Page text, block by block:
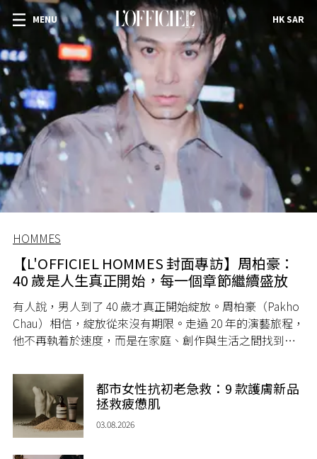
MENU HK SAR
HOMMES
【L'OFFICIEL HOMMES 封面專訪】周柏豪：
40 歲是人生真正開始，每一個章節繼續盛放
有人說，男人到了 40 歲才真正開始綻放。周柏豪（Pakho
Chau）相信，綻放從來沒有期限。走過 20 年的演藝旅程，
他不再執着於速度，而是在家庭、創作與生活之間找到屬
都市女性抗初老急救：9 款護膚新品
拯救疲憊肌
03.08.2026